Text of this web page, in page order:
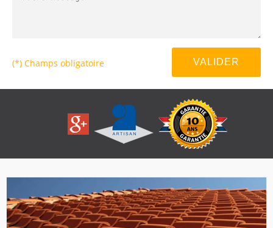
(*) Champs obligatoire